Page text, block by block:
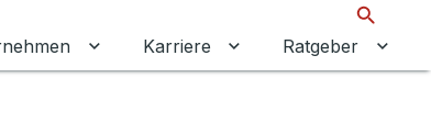
Gewerbekunden umschalten
Untermenü für Unternehmen
Karriere Untermenü für
Ratgeber